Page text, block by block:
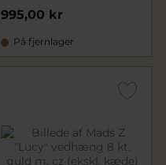
995,00 kr
På fjernlager